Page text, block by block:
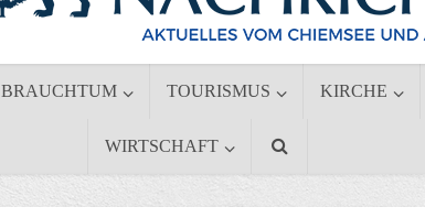
BRAUCHTUM TOURISMUS KIRCHE
WIRTSCHAFT